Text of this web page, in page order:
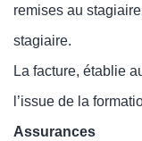
remises au
stagiaire.
La facture, établie
l’issue de la
Assurances